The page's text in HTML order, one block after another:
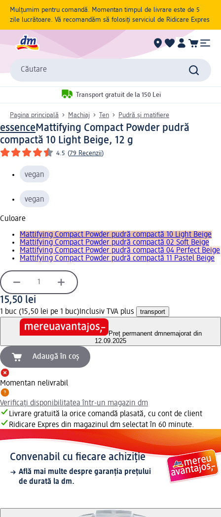
Mulțumim pentru comandă. Momentan timpul de livrare este de 5
zile lucrătoare. Vă recomandăm să folosiți serviciul de Ridicare Expres
Căutare
Transport gratuit de la 150 Lei
Pagina principală Machiaj Ten Pudră și matifiere
essenceMattifying Compact Powder pudră
compactă 10 Light Beige, 12 g
4.5 (79 Recenzii)
vegan
vegan
Culoare
Mattifying Compact Powder pudră compactă 10 Light Beige
Mattifying Compact Powder pudră compactă 02 Soft Beige
Mattifying Compact Powder pudră compactă 04 Perfect Beige
Mattifying Compact Powder pudră compactă 11 Pastel Beige
15,50 lei
1 buc (15,50 lei pe 1 buc) Inclusiv TVA plus transport
Preț permanent dmnemajorat din
12.09.2025
Adaugă în coș
Momentan nelivrabil
Verificați disponibilitatea într-un magazin dm
Livrare gratuită la orice comandă plasată, cu cont de client
Ridicare Expres din magazinul dm selectat în 60 minute.
Convenabil cu fiecare achiziție
Află mai multe despre garanția prețului
de durată la dm.